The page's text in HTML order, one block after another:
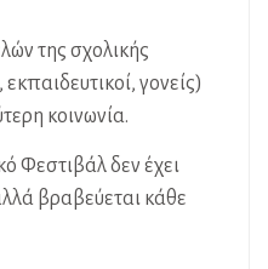
της σχολικής
γονείς)
κοινωνία.
Φεστιβάλ δεν έχει
βραβεύεται κάθε